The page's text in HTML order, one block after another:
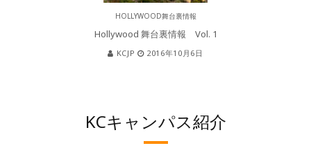
HOLLYWOOD舞台裏情報
Hollywood 舞台裏情報 Vol. 1
KCJP 2016年10月6日
KCキャンパス紹介